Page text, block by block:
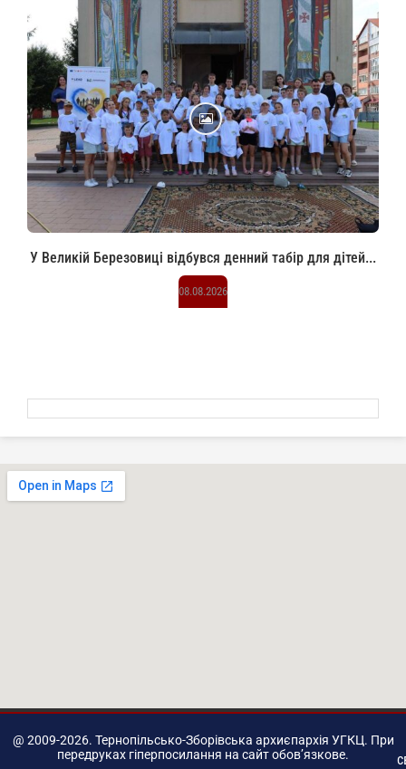
У Великій Березовиці відбувся денний табір для дітей...
08.08.2026
@ 2009-2026. Тернопільсько-Зборівська архиєпархія УГКЦ. При
передруках гіперпосилання на сайт обов’язкове.